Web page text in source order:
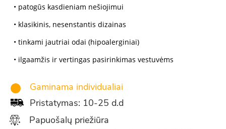
• patogūs kasdieniam nešiojimui
• klasikinis, nesenstantis dizainas
• tinkami jautriai odai (hipoalerginiai)
• ilgaamžis ir vertingas pasirinkimas vestuvėms
Gaminama individualiai
Pristatymas: 10-25 d.d
Papuošalų priežiūra